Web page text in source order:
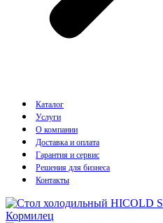
Каталог
Услуги
О компании
Доставка и оплата
Гарантия и сервис
Решения для бизнеса
Контакты